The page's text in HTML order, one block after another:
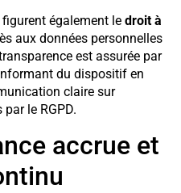
également le droit à
aux données personnelles
est assurée par
du dispositif en
claire sur
le RGPD.
accrue et